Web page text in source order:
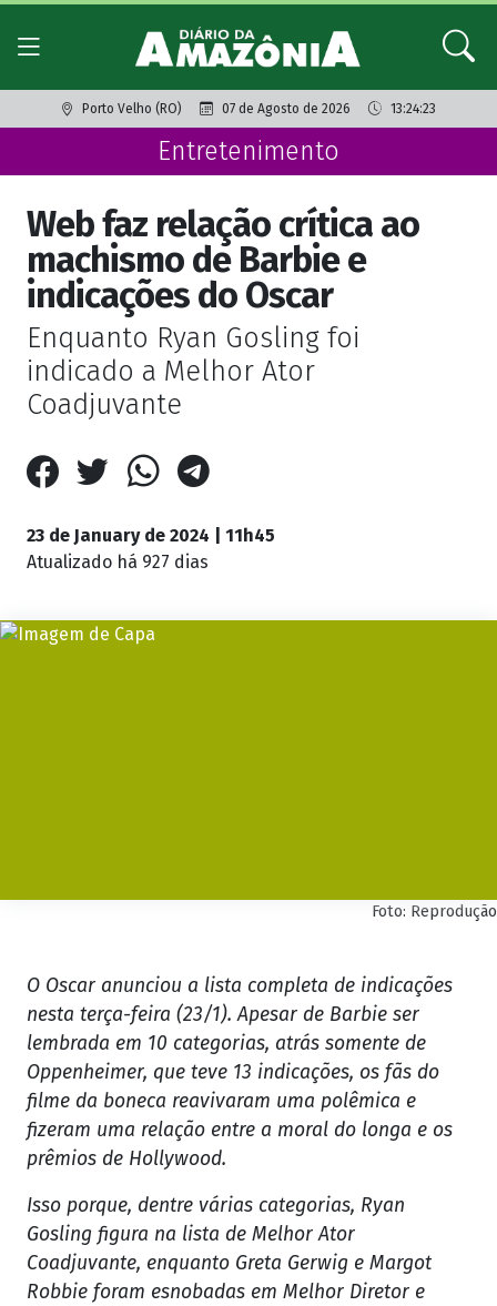
Porto Velho (RO) 07 de Agosto de 2026 13:24:23
Entretenimento
Web faz relação crítica ao
machismo de Barbie e
indicações do Oscar
Enquanto Ryan Gosling foi
indicado a Melhor Ator
Coadjuvante
23 de January de 2024 | 11h45
Atualizado há 927 dias
Foto: Reprodução
O Oscar anunciou a lista completa de indicações
nesta terça-feira (23/1). Apesar de Barbie ser
lembrada em 10 categorias, atrás somente de
Oppenheimer, que teve 13 indicações, os fãs do
filme da boneca reavivaram uma polêmica e
fizeram uma relação entre a moral do longa e os
prêmios de Hollywood.
Isso porque, dentre várias categorias, Ryan
Gosling figura na lista de Melhor Ator
Coadjuvante, enquanto Greta Gerwig e Margot
Robbie foram esnobadas em Melhor Diretor e